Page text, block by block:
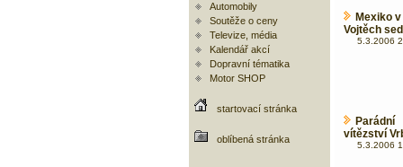
Automobily
Soutěže o ceny
Televize, média
Kalendář akcí
Dopravní tématika
Motor SHOP
startovací stránka
oblíbená stránka
Mexiko
Vojtěch
5.3.2006
vítězství
5.3.2006